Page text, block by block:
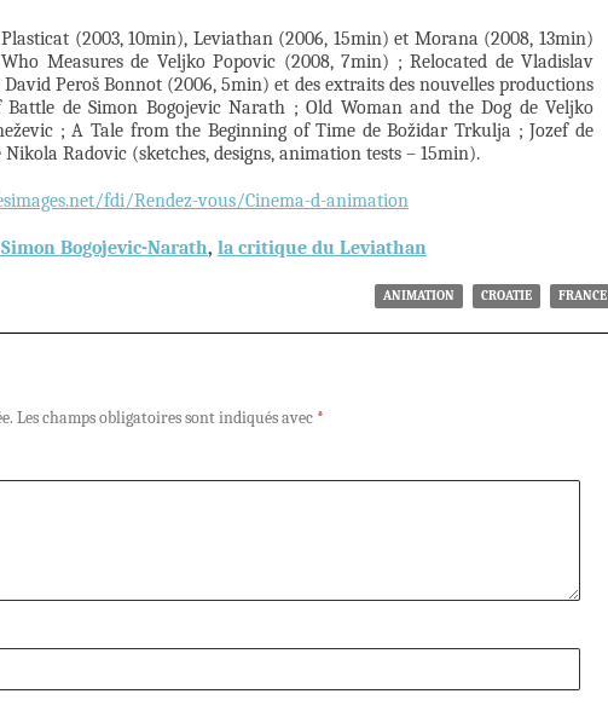
(2003, 10min), Leviathan (2006, 15min) et Morana (2008, 13min)
Measures de Veljko Popovic (2008, 7min) ; Relocated de Vladislav
Peroš Bonnot (2006, 5min) et des extraits des nouvelles productions
de Simon Bogojevic Narath ; Old Woman and the Dog de Veljko
; A Tale from the Beginning of Time de Božidar Trkulja ; Jozef de
Radovic (sketches, designs, animation tests – 15min).
fdi/Rendez-vous/Cinema-d-animation
Bogojevic-Narath, la critique du Leviathan
ANIMATION CROATIE FRANCE
Les champs obligatoires sont indiqués avec *